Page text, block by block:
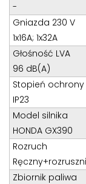
-
Gniazda 230 V
1x16A; 1x32A
Głośność LVA
96 dB(A)
Stopień ochrony
IP23
Model silnika
HONDA GX390
Rozruch
Zbiornik paliwa